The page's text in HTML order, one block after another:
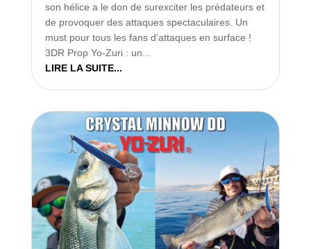
son hélice a le don de surexciter les prédateurs et
de provoquer des attaques spectaculaires. Un
must pour tous les fans d’attaques en surface !
3DR Prop Yo-Zuri : un...
LIRE LA SUITE...